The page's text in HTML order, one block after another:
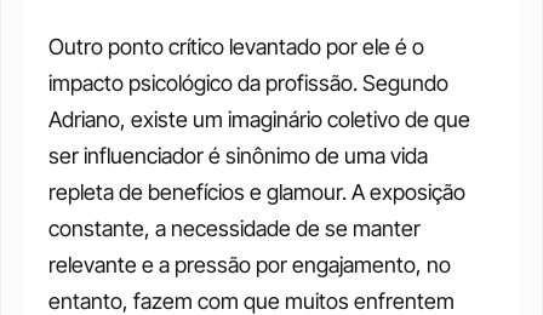
Outro ponto crítico levantado por ele é o
impacto psicológico da profissão. Segundo
Adriano, existe um imaginário coletivo de que
ser influenciador é sinônimo de uma vida
repleta de benefícios e glamour. A exposição
constante, a necessidade de se manter
relevante e a pressão por engajamento, no
entanto, fazem com que muitos enfrentem